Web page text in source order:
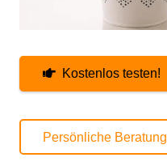
Kostenlos testen!
Persönliche Beratung